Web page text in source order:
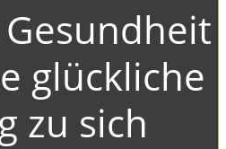
glückliche
zu sich